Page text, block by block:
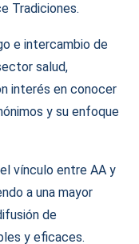
Tradiciones.
e intercambio de
salud,
interés en conocer
y su enfoque
vínculo entre AA y
a una mayor
de
y eficaces.